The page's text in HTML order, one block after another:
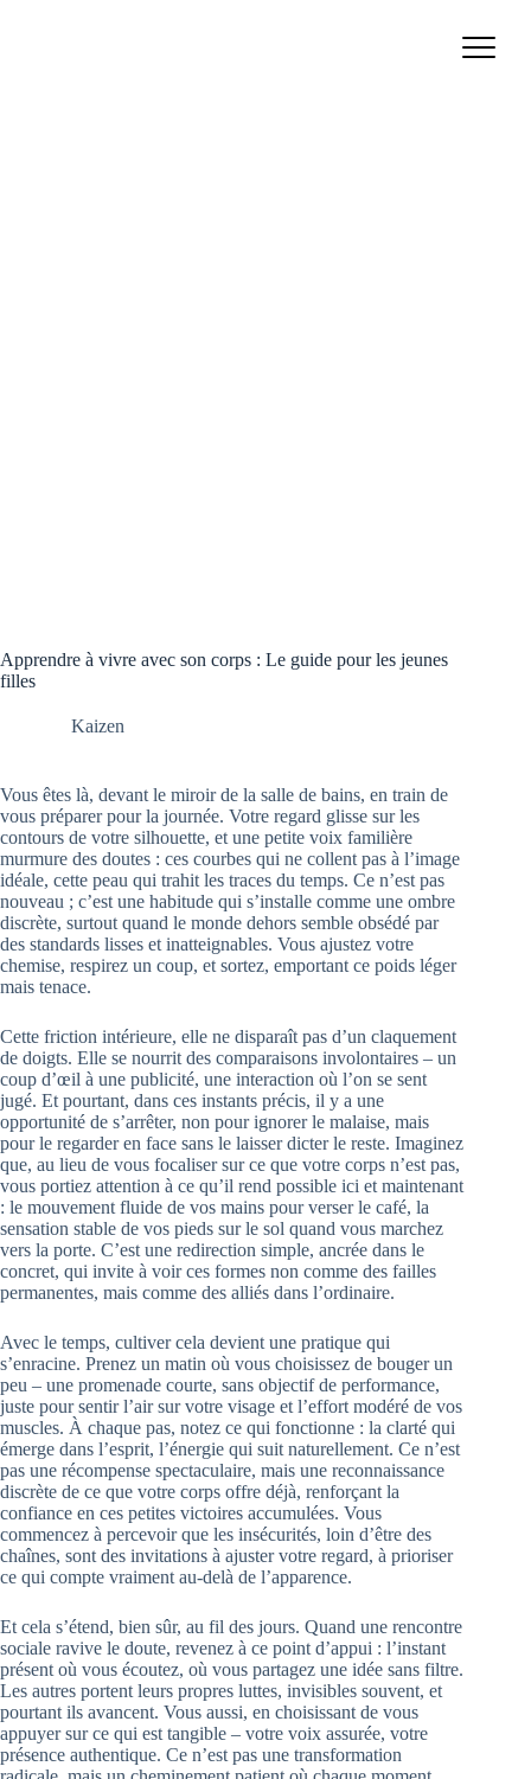
Apprendre à vivre avec son corps : Le guide pour les jeunes
filles
Kaizen
Vous êtes là, devant le miroir de la salle de bains, en train de
vous préparer pour la journée. Votre regard glisse sur les
contours de votre silhouette, et une petite voix familière
murmure des doutes : ces courbes qui ne collent pas à l’image
idéale, cette peau qui trahit les traces du temps. Ce n’est pas
nouveau ; c’est une habitude qui s’installe comme une ombre
discrète, surtout quand le monde dehors semble obsédé par
des standards lisses et inatteignables. Vous ajustez votre
chemise, respirez un coup, et sortez, emportant ce poids léger
mais tenace.
Cette friction intérieure, elle ne disparaît pas d’un claquement
de doigts. Elle se nourrit des comparaisons involontaires – un
coup d’œil à une publicité, une interaction où l’on se sent
jugé. Et pourtant, dans ces instants précis, il y a une
opportunité de s’arrêter, non pour ignorer le malaise, mais
pour le regarder en face sans le laisser dicter le reste. Imaginez
que, au lieu de vous focaliser sur ce que votre corps n’est pas,
vous portiez attention à ce qu’il rend possible ici et maintenant
: le mouvement fluide de vos mains pour verser le café, la
sensation stable de vos pieds sur le sol quand vous marchez
vers la porte. C’est une redirection simple, ancrée dans le
concret, qui invite à voir ces formes non comme des failles
permanentes, mais comme des alliés dans l’ordinaire.
Avec le temps, cultiver cela devient une pratique qui
s’enracine. Prenez un matin où vous choisissez de bouger un
peu – une promenade courte, sans objectif de performance,
juste pour sentir l’air sur votre visage et l’effort modéré de vos
muscles. À chaque pas, notez ce qui fonctionne : la clarté qui
émerge dans l’esprit, l’énergie qui suit naturellement. Ce n’est
pas une récompense spectaculaire, mais une reconnaissance
discrète de ce que votre corps offre déjà, renforçant la
confiance en ces petites victoires accumulées. Vous
commencez à percevoir que les insécurités, loin d’être des
chaînes, sont des invitations à ajuster votre regard, à prioriser
ce qui compte vraiment au-delà de l’apparence.
Et cela s’étend, bien sûr, au fil des jours. Quand une rencontre
sociale ravive le doute, revenez à ce point d’appui : l’instant
présent où vous écoutez, où vous partagez une idée sans filtre.
Les autres portent leurs propres luttes, invisibles souvent, et
pourtant ils avancent. Vous aussi, en choisissant de vous
appuyer sur ce qui est tangible – votre voix assurée, votre
présence authentique. Ce n’est pas une transformation